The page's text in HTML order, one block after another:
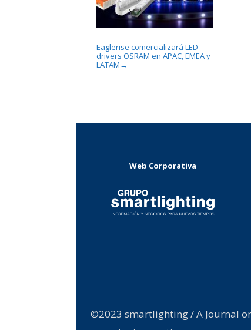
Eaglerise comercializará LED
drivers OSRAM en APAC, EMEA y
LATAM →
Web Corporativa
©2023 smartlighting / A Journal